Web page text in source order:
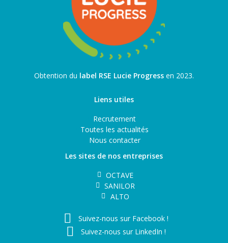
Obtention du label RSE Lucie Progress en 2023.
Liens utiles
Recrutement
Toutes les actualités
Nous contacter
Les sites de nos entreprises
OCTAVE
SANILOR
ALTO
Suivez-nous sur Facebook !
Suivez-nous sur LinkedIn !